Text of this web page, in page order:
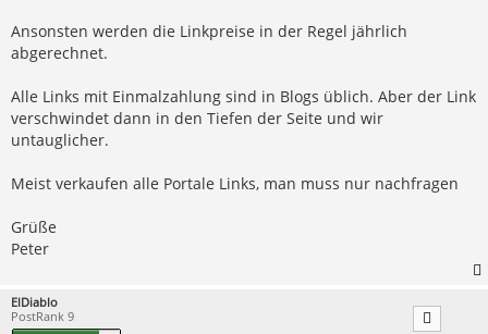
Ansonsten werden die Linkpreise in der Regel jährlich
abgerechnet.
Alle Links mit Einmalzahlung sind in Blogs üblich. Aber der Link
verschwindet dann in den Tiefen der Seite und wir
untauglicher.
Meist verkaufen alle Portale Links, man muss nur nachfragen
Grüße
Peter
ElDiablo
PostRank 9